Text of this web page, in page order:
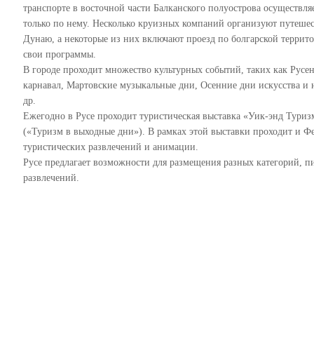
транспорте в восточной части Балканского полуострова
только по нему. Несколько круизных компаний организуют
Дунаю, а некоторые из них включают проезд по болгарской
свои программы.
В городе проходит множество культурных событий, таких как
карнавал, Мартовские музыкальные дни, Осенние дни искусства и
др.
Ежегодно в Русе проходит туристическая выставка «Уик-энд
(«Туризм в выходные дни»). В рамках этой выставки проходит и
туристических развлечений и анимации.
Русе предлагает возможности для размещения разных категорий,
развлечений.